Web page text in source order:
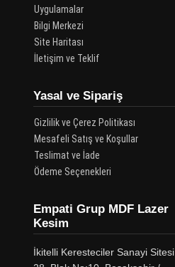
Uygulamalar
Bilgi Merkezi
Site Haritası
İletişim ve Teklif
Yasal ve Sipariş
Gizlilik ve Çerez Politikası
Mesafeli Satış ve Koşullar
Teslimat ve İade
Ödeme Seçenekleri
Empati Grup MDF Lazer
Kesim
İkitelli Keresteciler Sanayi Sitesi